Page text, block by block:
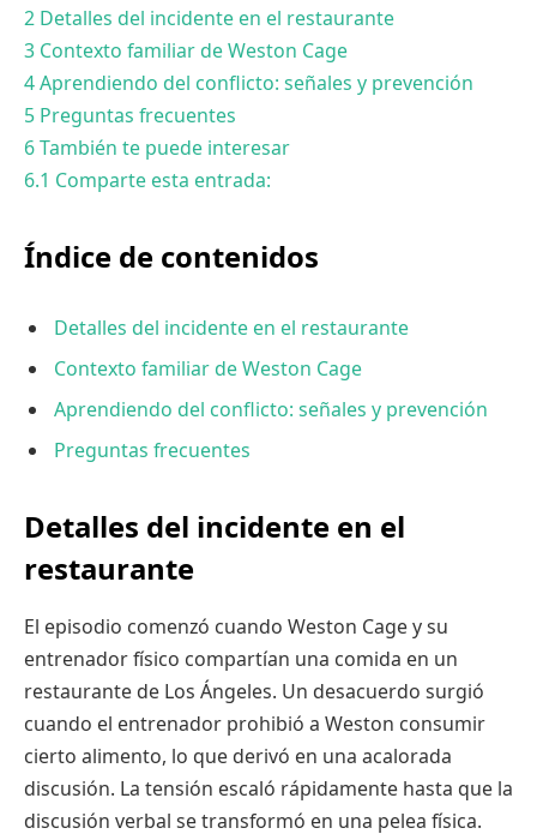
2 Detalles del incidente en el restaurante
3 Contexto familiar de Weston Cage
4Aprendiendo del conflicto: señales y prevención
5 Preguntas frecuentes
6También te puede interesar
6.1 Comparte esta entrada:
Índice de contenidos
Detalles del incidente en el restaurante
Contexto familiar de Weston Cage
Aprendiendo del conflicto: señales y prevención
Preguntas frecuentes
Detalles del incidente en el
restaurante
El episodio comenzó cuando Weston Cage y su
entrenador físico compartían una comida en un
restaurante de Los Ángeles. Un desacuerdo surgió
cuando el entrenador prohibió a Weston consumir
cierto alimento, lo que derivó en una acalorada
discusión. La tensión escaló rápidamente hasta que la
discusión verbal se transformó en una pelea física.